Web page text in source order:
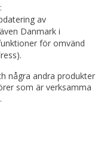
:
av
Danmark i
för omvänd
några andra produkter
som är verksamma